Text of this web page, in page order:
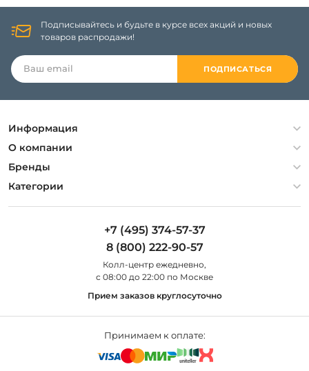
Подписывайтесь и будьте в курсе всех акций и новых
товаров распродажи!
ПОДПИСАТЬСЯ
Информация
Политика конфиденциальности
Гарантия
Оплата и доставка
О компании
О компании
Контакты
Бренды
Artelamp
Категории
Люстры
Уличные светильники
+7 (495) 374-57-37
8 (800) 222-90-57
Колл-центр eжедневно,
с 08:00 до 22:00 по Москве
Прием заказов круглосуточно
Принимаем к оплате: